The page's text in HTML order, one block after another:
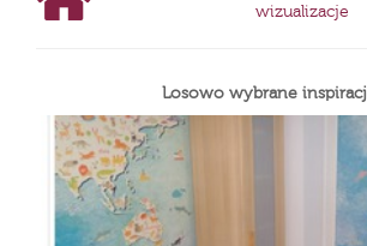
wizualizacje
Losowo wybrane